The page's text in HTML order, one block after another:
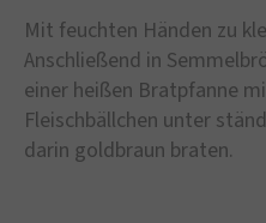
Mit feuchten Händen zu
Anschließend in
einer heißen Bratpfanne
Fleischbällchen unter
darin goldbraun braten.